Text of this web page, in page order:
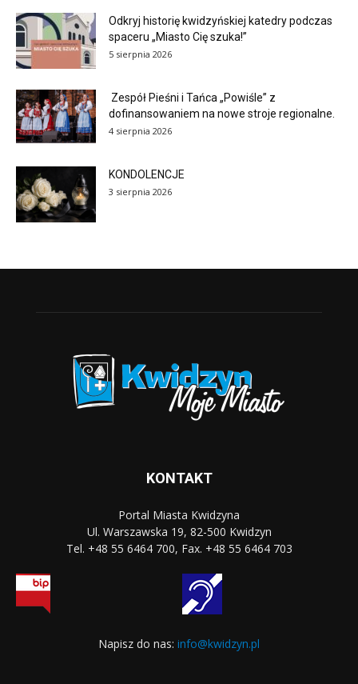
Odkryj historię kwidzyńskiej katedry podczas
spaceru „Miasto Cię szuka!”
5 sierpnia 2026
Zespół Pieśni i Tańca „Powiśle” z
dofinansowaniem na nowe stroje regionalne.
4 sierpnia 2026
KONDOLENCJE
3 sierpnia 2026
KONTAKT
Portal Miasta Kwidzyna
Ul. Warszawska 19, 82-500 Kwidzyn
Tel. +48 55 6464 700, Fax. +48 55 6464 703
Napisz do nas: info@kwidzyn.pl